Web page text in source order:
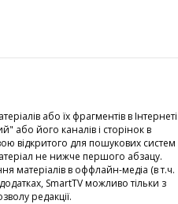
або їх фрагментів в Інтернеті
або його каналів і сторінок в
відкритого для пошукових систем
не нижче першого абзацу.
матеріалів в оффлайн-медіа (в т.ч.
SmartTV можливо тільки з
редакції.